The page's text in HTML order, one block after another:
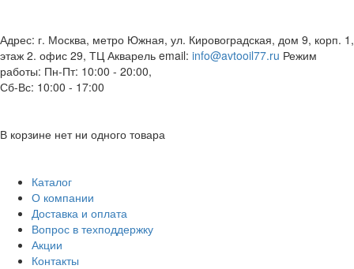
Адрес: г. Москва, метро Южная, ул. Кировоградская, дом 9, корп. 1,
этаж 2. офис 29, ТЦ Акварель email: info@avtooil77.ru Режим
работы: Пн-Пт: 10:00 - 20:00,
Сб-Вс: 10:00 - 17:00
В корзине нет ни одного товара
Каталог
О компании
Доставка и оплата
Вопрос в техподдержку
Акции
Контакты